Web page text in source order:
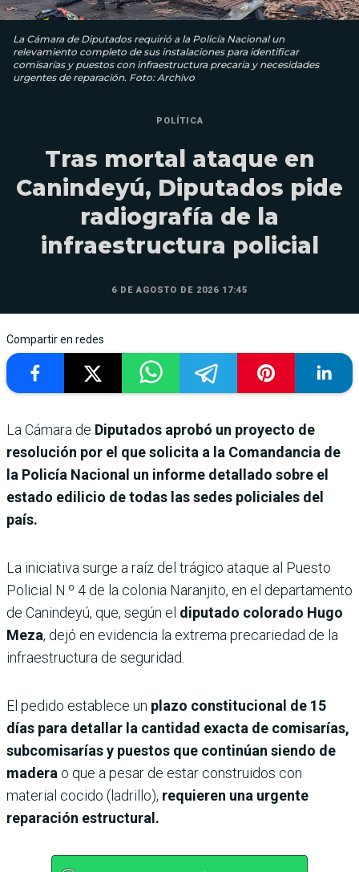
La Cámara de Diputados requirió a la Policía Nacional un
relevamiento completo de sus instalaciones para identificar
comisarías y puestos con infraestructura precaria y necesidades
urgentes de reparación. Foto: Archivo
POLÍTICA
Tras mortal ataque en
Canindeyú, Diputados pide
radiografía de la
infraestructura policial
6 DE AGOSTO DE 2026 17:45
Compartir en redes
La Cámara de Diputados aprobó un proyecto de
resolución por el que solicita a la Comandancia de
la Policía Nacional un informe detallado sobre el
estado edilicio de todas las sedes policiales del
país.
La iniciativa surge a raíz del trágico ataque al Puesto
Policial N.º 4 de la colonia Naranjito, en el departamento
de Canindeyú, que, según el diputado colorado Hugo
Meza, dejó en evidencia la extrema precariedad de la
infraestructura de seguridad.
El pedido establece un plazo constitucional de 15
días para detallar la cantidad exacta de comisarías,
subcomisarías y puestos que continúan siendo de
madera o que a pesar de estar construidos con
material cocido (ladrillo), requieren una urgente
reparación estructural.